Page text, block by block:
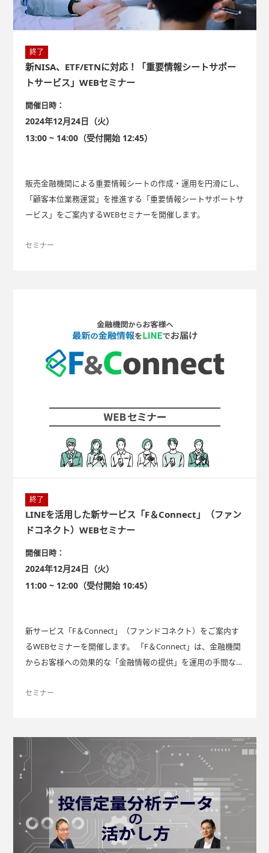
終了
新NISA、ETF/ETNに対応！「重要情報シートサポー
トサービス」WEBセミナー
開催日時：
2024年12月24日（火）
13:00 ~ 14:00（受付開始 12:45）
販売金融機関による重要情報シートの作成・運用を円滑にし、
「顧客本位業務運営」を推進する「重要情報シートサポートサ
ービス」をご案内するWEBセミナーを開催します。
セミナー
終了
LINEを活用した新サービス「F＆Connect」（ファン
ドコネクト）WEBセミナー
開催日時：
2024年12月24日（火）
11:00 ~ 12:00（受付開始 10:45）
新サービス「F＆Connect」（ファンドコネクト）をご案内す
るWEBセミナーを開催します。 「F＆Connect」は、金融機関
からお客様への効果的な「金融情報の提供」を運用の手間なく
スの詳細はこちらをご覧ください。 F＆Connect（ファンド
セミナー